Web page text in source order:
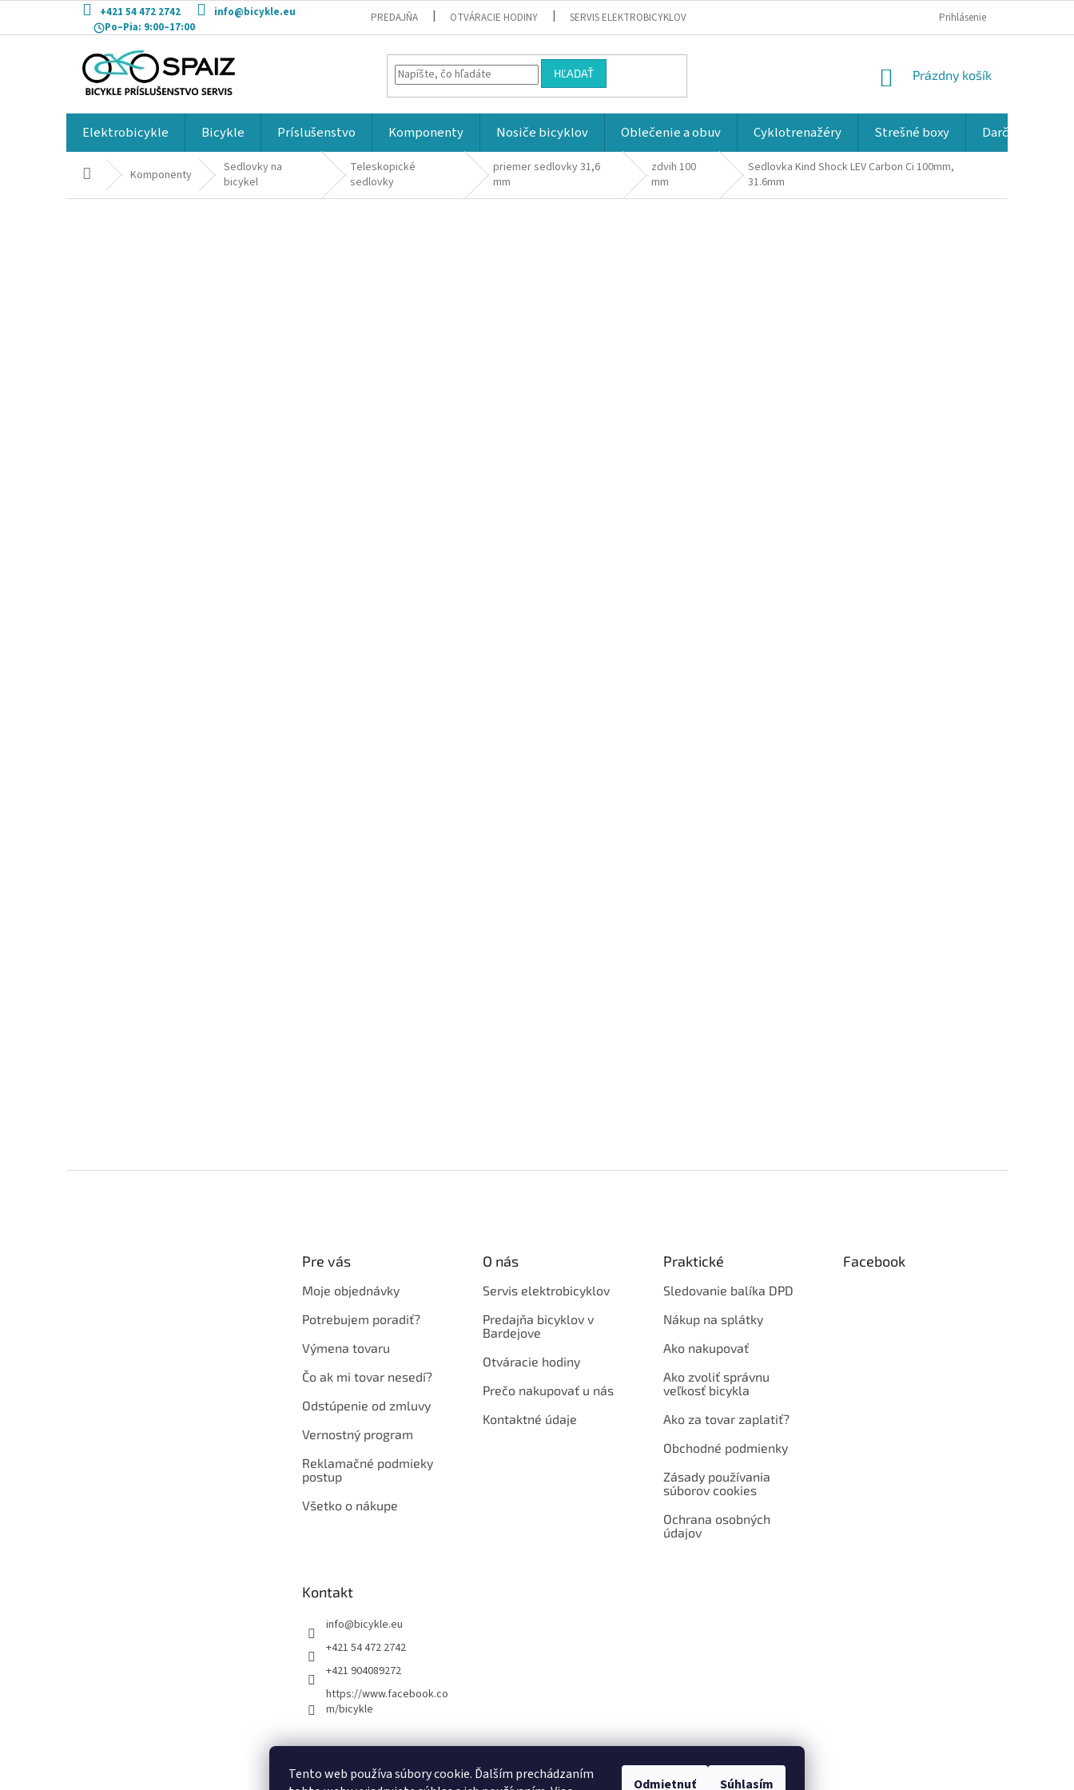
Tento web používa súbory cookie. Ďalším prechádzaním
Odmietnuť Súhlasím
obsah
+421 54 472 2742
info@bicykle.eu
Po–Pia: 9:00–17:00
PREDAJŇA OTVÁRACIE HODINY SERVIS ELEKTROBICYKLOV Prihlásenie
HĽADAŤ
NÁKUPNÝ
Prázdny košík
Elektrobicykle Bicykle Príslušenstvo Komponenty Nosiče bicyklov Oblečenie a obuv Cyklotrenažéry Strešné boxy Darčekové
DomovKomponenty
Sedlovky na
bicykel
Teleskopické
sedlovky
priemer sedlovky 31,6
mm
zdvih 100
mm
Sedlovka Kind Shock LEV Carbon Ci 100mm,
31.6mm
Pre vás
Moje objednávky
Potrebujem poradiť?
Výmena tovaru
Čo ak mi tovar nesedí?
Odstúpenie od zmluvy
Vernostný program
Reklamačné podmieky
postup
Všetko o nákupe
O nás
Servis elektrobicyklov
Predajňa bicyklov v
Bardejove
Otváracie hodiny
Prečo nakupovať u nás
Kontaktné údaje
Praktické
Sledovanie balíka DPD
Nákup na splátky
Ako nakupovať
Ako zvoliť správnu
veľkosť bicykla
Ako za tovar zaplatiť?
Obchodné podmienky
Zásady používania
súborov cookies
Ochrana osobných
údajov
Facebook
Kontakt
info@bicykle.eu
+421 54 472 2742
+421 904089272
https://www.facebook.co
m/bicykle